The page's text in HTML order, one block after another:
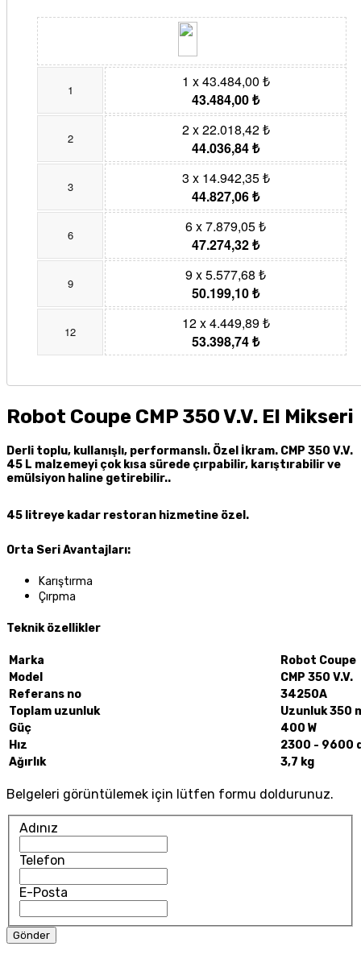
1
1 x 43.484,00 ₺
43.484,00 ₺
2
2 x 22.018,42 ₺
44.036,84 ₺
3
3 x 14.942,35 ₺
44.827,06 ₺
6
6 x 7.879,05 ₺
47.274,32 ₺
9
9 x 5.577,68 ₺
50.199,10 ₺
12
12 x 4.449,89 ₺
53.398,74 ₺
Robot Coupe CMP 350 V.V. El Mikseri
Derli toplu, kullanışlı, performanslı. Özel İkram. CMP 350 V.V.
45 L malzemeyi çok kısa sürede çırpabilir, karıştırabilir ve
emülsiyon haline getirebilir..
45 litreye kadar restoran hizmetine özel.
Orta Seri Avantajları:
Karıştırma
Çırpma
Teknik özellikler
Marka
Robot Coupe
Model
CMP 350 V.V.
Referans no
34250A
Toplam uzunluk
Uzunluk 350
Güç
400 W
Hız
2300 - 9600
Ağırlık
3,7 kg
Belgeleri görüntülemek için lütfen formu doldurunuz.
Adınız
Telefon
E-Posta